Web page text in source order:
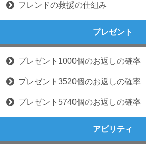
フレンドの救援の仕組み
プレゼント
プレゼント1000個のお返しの確率
プレゼント3520個のお返しの確率
プレゼント5740個のお返しの確率
アビリティ